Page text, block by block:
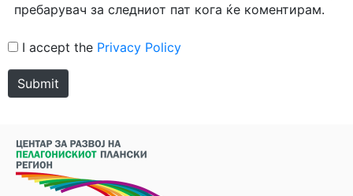
пребарувач за следниот пат кога ќе коментирам.
I accept the Privacy Policy
Submit